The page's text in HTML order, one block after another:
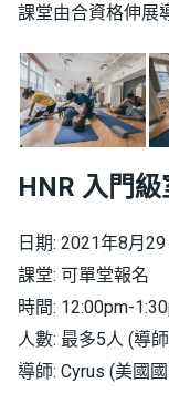
課堂由合資格伸展
HNR 入門
日期: 2021年8月
課堂: 可單堂報名
時間: 12:00pm-
人數: 最多5人 (導
導師: Cyrus (美國